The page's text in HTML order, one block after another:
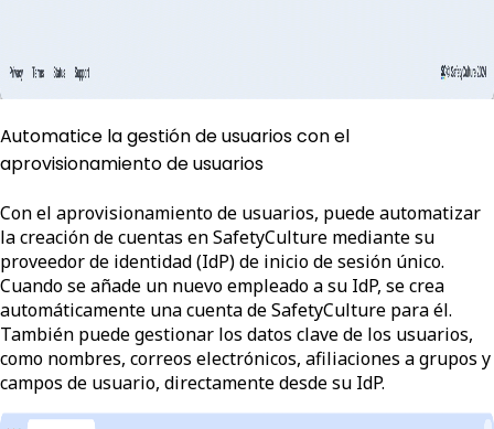
Automatice la gestión de usuarios con el
aprovisionamiento de usuarios
Con el aprovisionamiento de usuarios, puede automatizar
la creación de cuentas en SafetyCulture mediante su
proveedor de identidad (IdP) de inicio de sesión único.
Cuando se añade un nuevo empleado a su IdP, se crea
automáticamente una cuenta de SafetyCulture para él.
También puede gestionar los datos clave de los usuarios,
como nombres, correos electrónicos, afiliaciones a grupos y
campos de usuario, directamente desde su IdP.